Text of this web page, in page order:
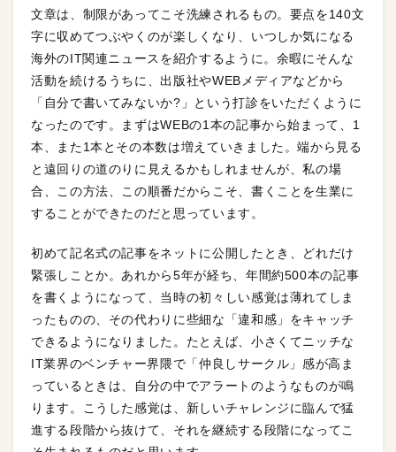
文章は、制限があってこそ洗練されるもの。要点を140文
字に収めてつぶやくのが楽しくなり、いつしか気になる
海外のIT関連ニュースを紹介するように。余暇にそんな
活動を続けるうちに、出版社やWEBメディアなどから
「自分で書いてみないか?」という打診をいただくように
なったのです。まずはWEBの1本の記事から始まって、1
本、また1本とその本数は増えていきました。端から見る
と遠回りの道のりに見えるかもしれませんが、私の場
合、この方法、この順番だからこそ、書くことを生業に
することができたのだと思っています。
初めて記名式の記事をネットに公開したとき、どれだけ
緊張しことか。あれから5年が経ち、年間約500本の記事
を書くようになって、当時の初々しい感覚は薄れてしま
ったものの、その代わりに些細な「違和感」をキャッチ
できるようになりました。たとえば、小さくてニッチな
IT業界のベンチャー界隈で「仲良しサークル」感が高ま
っているときは、自分の中でアラートのようなものが鳴
ります。こうした感覚は、新しいチャレンジに臨んで猛
進する段階から抜けて、それを継続する段階になってこ